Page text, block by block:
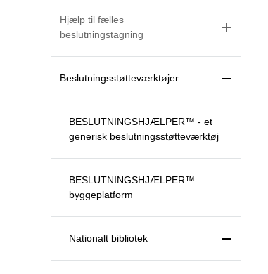
Hjælp til fælles
beslutningstagning
Beslutningsstøtteværktøjer
BESLUTNINGSHJÆLPER™ - et
generisk beslutningsstøtteværktøj
BESLUTNINGSHJÆLPER™
byggeplatform
Nationalt bibliotek